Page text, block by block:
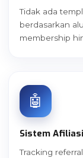
Tidak ada
berdasarkan
membership
🤖
Sistem
Tracking